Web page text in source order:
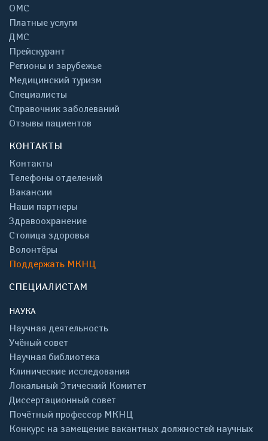
ОМС
Платные услуги
ДМС
Прейскурант
Регионы и зарубежье
Медицинский туризм
Специалисты
Справочник заболеваний
Отзывы пациентов
КОНТАКТЫ
Контакты
Телефоны отделений
Вакансии
Наши партнеры
Здравоохранение
Столица здоровья
Волонтёры
Поддержать МКНЦ
СПЕЦИАЛИСТАМ
НАУКА
Научная деятельность
Учёный совет
Научная библиотека
Клинические исследования
Локальный Этический Комитет
Диссертационный совет
Почётный профессор МКНЦ
Конкурс на замещение вакантных должностей научных